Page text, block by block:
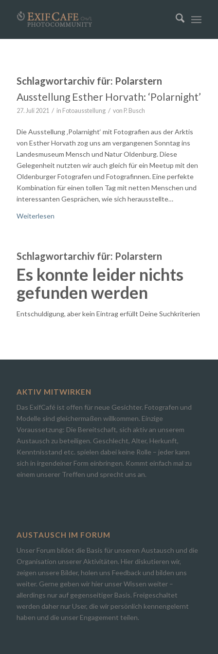
Schlagwortarchiv für: Polarstern
Ausstellung Esther Horvath: ‘Polarnight’
27. Juli 2021 / in Fotoausstellung / von P. Busch
Die Ausstellung ‚Polarnight‘ mit Fotografien aus der Arktis
von Esther Horvath zog uns am vergangenen Sonntag ins
Landesmuseum Mensch und Natur Oldenburg. Diese
Gelegenheit nutzten wir auch gleich für ein Meetup mit den
Oldenburger Fotografen und Fotografinnen. Eine perfekte
Kombination für einen tollen Tag mit netten Menschen und
interessanten Gesprächen, wie sich herausstellte…
Weiterlesen
Schlagwortarchiv für: Polarstern
Es konnte leider nichts
gefunden werden
Entschuldigung, aber kein Eintrag erfüllt Deine Suchkriterien
AKTIV MITWIRKEN
Das ExifCafé ist offen für neue Gesichter. Fotografen und
Modelle sind gleichermaßen willkommen. Einzige
Voraussetzung: Die Bereitschaft, sich aktiv an unserem
Austausch zu beteiligen. Geschlecht, Alter, Herkunft,
Kenntnisstand etc. spielen dabei keine Rolle – jeder kann
sich in irgendeiner Form einbringen. Kommt einfach mal zu
einem unserer Treffen und sprecht uns an.
AUSTAUSCH IM FORUM
Unser Forum bildet die Basis für unseren Austausch und die
Organisation unserer Aktivitäten. Hier diskutieren wir,
zeigen unsere Bilder, holen uns Feedback und bilden uns
weiter. Gerne geben wir hier unser Wissen weiter –
allerdings nur auf gegenseitiger Basis. Freigeschaltet
werden daher nur User, die wir persönlich kennengelernt
haben und die unser Engagement teilen.